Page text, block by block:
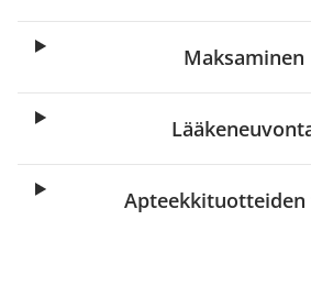
Maksaminen
Apteekkituotteiden